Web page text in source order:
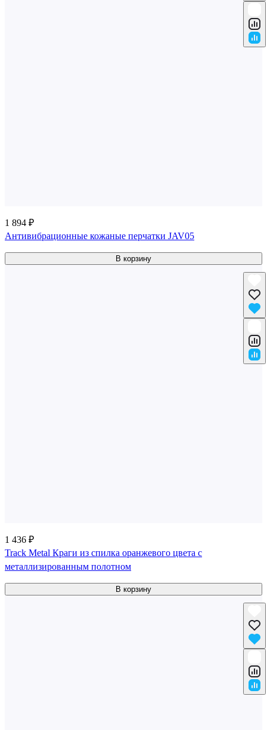
1 894 ₽
Антивибрационные кожаные перчатки JAV05
В корзину
1 436 ₽
Track Metal Краги из спилка оранжевого цвета с
металлизированным полотном
В корзину